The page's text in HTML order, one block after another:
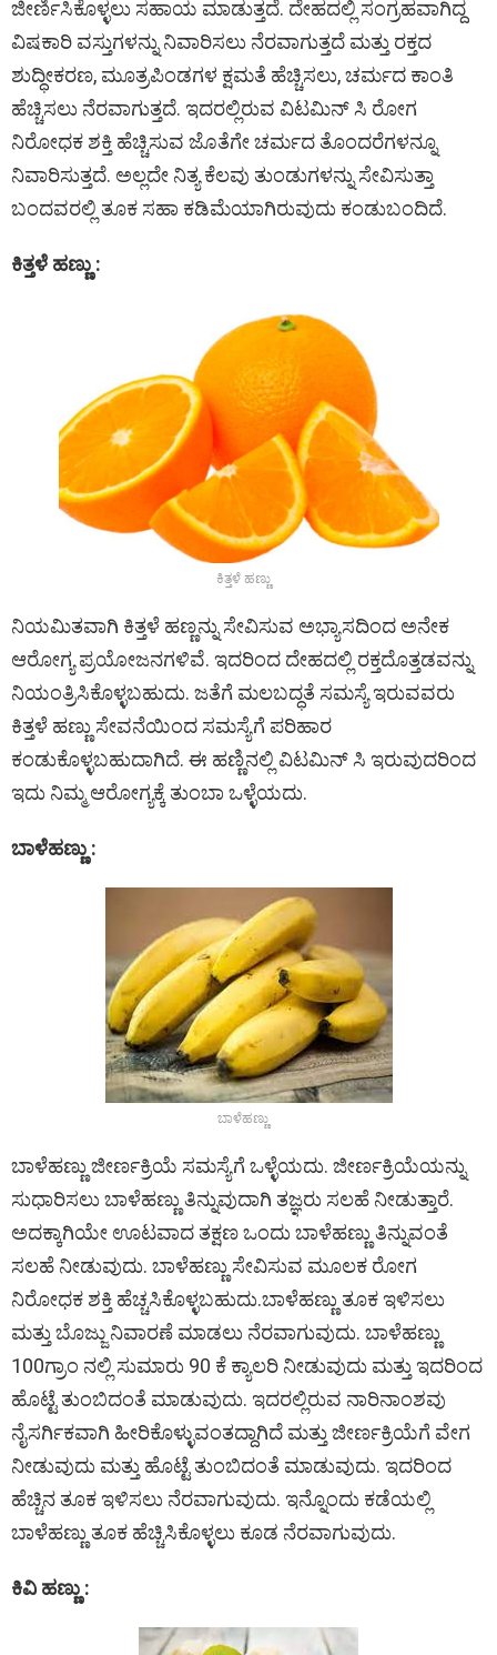
ಜೀರ್ಣಿಸಿಕೊಳ್ಳಲು ಸಹಾಯ ಮಾಡುತ್ತದೆ. ದೇಹದಲ್ಲಿ ಸಂಗ್ರಹವಾಗಿದ್ದ
ವಿಷಕಾರಿ ವಸ್ತುಗಳನ್ನು ನಿವಾರಿಸಲು ನೆರವಾಗುತ್ತದೆ ಮತ್ತು ರಕ್ತದ
ಶುದ್ಧೀಕರಣ, ಮೂತ್ರಪಿಂಡಗಳ ಕ್ಷಮತೆ ಹೆಚ್ಚಿಸಲು, ಚರ್ಮದ ಕಾಂತಿ
ಹೆಚ್ಚಿಸಲು ನೆರವಾಗುತ್ತದೆ. ಇದರಲ್ಲಿರುವ ವಿಟಮಿನ್ ಸಿ ರೋಗ
ನಿರೋಧಕ ಶಕ್ತಿ ಹೆಚ್ಚಿಸುವ ಜೊತೆಗೇ ಚರ್ಮದ ತೊಂದರೆಗಳನ್ನೂ
ನಿವಾರಿಸುತ್ತದೆ. ಅಲ್ಲದೇ ನಿತ್ಯ ಕೆಲವು ತುಂಡುಗಳನ್ನು ಸೇವಿಸುತ್ತಾ
ಬಂದವರಲ್ಲಿ ತೂಕ ಸಹಾ ಕಡಿಮೆಯಾಗಿರುವುದು ಕಂಡುಬಂದಿದೆ.
ಕಿತ್ತಳೆ ಹಣ್ಣು :
ಕಿತ್ತಳೆ ಹಣ್ಣು
ನಿಯಮಿತವಾಗಿ ಕಿತ್ತಳೆ ಹಣ್ಣನ್ನು ಸೇವಿಸುವ ಅಭ್ಯಾಸದಿಂದ ಅನೇಕ
ಆರೋಗ್ಯ ಪ್ರಯೋಜನಗಳಿವೆ. ಇದರಿಂದ ದೇಹದಲ್ಲಿ ರಕ್ತದೊತ್ತಡವನ್ನು
ನಿಯಂತ್ರಿಸಿಕೊಳ್ಳಬಹುದು. ಜತೆಗೆ ಮಲಬದ್ಧತೆ ಸಮಸ್ಯೆ ಇರುವವರು
ಕಿತ್ತಳೆ ಹಣ್ಣು ಸೇವನೆಯಿಂದ ಸಮಸ್ಯೆಗೆ ಪರಿಹಾರ
ಕಂಡುಕೊಳ್ಳಬಹುದಾಗಿದೆ. ಈ ಹಣ್ಣಿನಲ್ಲಿ ವಿಟಮಿನ್ ಸಿ ಇರುವುದರಿಂದ
ಇದು ನಿಮ್ಮ ಆರೋಗ್ಯಕ್ಕೆ ತುಂಬಾ ಒಳ್ಳೆಯದು.
ಬಾಳೆಹಣ್ಣು :
ಬಾಳೆಹಣ್ಣು
ಬಾಳೆಹಣ್ಣು ಜೀರ್ಣಕ್ರಿಯೆ ಸಮಸ್ಯೆಗೆ ಒಳ್ಳೆಯದು. ಜೀರ್ಣಕ್ರಿಯೆಯನ್ನು
ಸುಧಾರಿಸಲು ಬಾಳೆಹಣ್ಣು ತಿನ್ನುವುದಾಗಿ ತಜ್ಞರು ಸಲಹೆ ನೀಡುತ್ತಾರೆ.
ಅದಕ್ಕಾಗಿಯೇ ಊಟವಾದ ತಕ್ಷಣ ಒಂದು ಬಾಳೆಹಣ್ಣು ತಿನ್ನುವಂತೆ
ಸಲಹೆ ನೀಡುವುದು. ಬಾಳೆಹಣ್ಣು ಸೇವಿಸುವ ಮೂಲಕ ರೋಗ
ನಿರೋಧಕ ಶಕ್ತಿ ಹೆಚ್ಚಸಿಕೊಳ್ಳಬಹುದು.ಬಾಳೆಹಣ್ಣು ತೂಕ ಇಳಿಸಲು
ಮತ್ತು ಬೊಜ್ಜು ನಿವಾರಣೆ ಮಾಡಲು ನೆರವಾಗುವುದು. ಬಾಳೆಹಣ್ಣು
100ಗ್ರಾಂ ನಲ್ಲಿ ಸುಮಾರು 90 ಕೆ ಕ್ಯಾಲರಿ ನೀಡುವುದು ಮತ್ತು ಇದರಿಂದ
ಹೊಟ್ಟೆ ತುಂಬಿದಂತೆ ಮಾಡುವುದು. ಇದರಲ್ಲಿರುವ ನಾರಿನಾಂಶವು
ನೈಸರ್ಗಿಕವಾಗಿ ಹೀರಿಕೊಳ್ಳುವಂತದ್ದಾಗಿದೆ ಮತ್ತು ಜೀರ್ಣಕ್ರಿಯೆಗೆ ವೇಗ
ನೀಡುವುದು ಮತ್ತು ಹೊಟ್ಟೆ ತುಂಬಿದಂತೆ ಮಾಡುವುದು. ಇದರಿಂದ
ಹೆಚ್ಚಿನ ತೂಕ ಇಳಿಸಲು ನೆರವಾಗುವುದು. ಇನ್ನೊಂದು ಕಡೆಯಲ್ಲಿ
ಬಾಳೆಹಣ್ಣು ತೂಕ ಹೆಚ್ಚಿಸಿಕೊಳ್ಳಲು ಕೂಡ ನೆರವಾಗುವುದು.
ಕಿವಿ ಹಣ್ಣು :